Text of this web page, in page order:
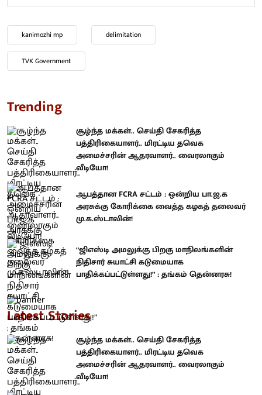
kanimozhi mp delimitation
TVK Government
Trending
சூழ்ந்த மக்கள்.. செய்தி சேகரித்த
பத்திரிகையாளர்.. மிரட்டிய தவெக
அமைச்சரின் ஆதரவாளர்.. வைரலாகும்
வீடியோ!
ஆபத்தான FCRA சட்டம் : ஒன்றிய பா.ஜ.க
அரசுக்கு கோரிக்கை வைத்த கழகத் தலைவர்
மு.க.ஸ்டாலின்!
“ஜிஎஸ்டி அமலுக்கு பிறகு மாநிலங்களின்
நிதிசார் சுயாட்சி கடுமையாக
பாதிக்கப்பட்டுள்ளது!” : தங்கம் தென்னரசு!
Latest Stories
சூழ்ந்த மக்கள்.. செய்தி சேகரித்த
பத்திரிகையாளர்.. மிரட்டிய தவெக
அமைச்சரின் ஆதரவாளர்.. வைரலாகும்
வீடியோ!